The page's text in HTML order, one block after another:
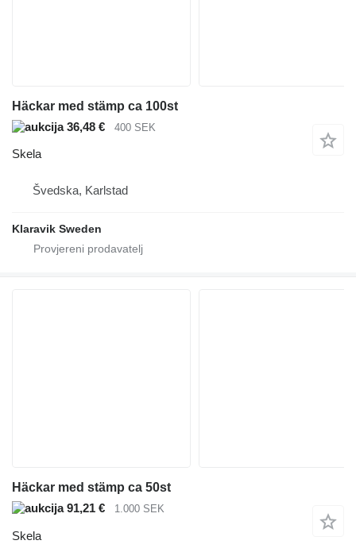
Häckar med stämp ca 100st
36,48 €
400 SEK
Skela
Švedska, Karlstad
Klaravik Sweden
Häckar med stämp ca 50st
91,21 €
1.000 SEK
Skela